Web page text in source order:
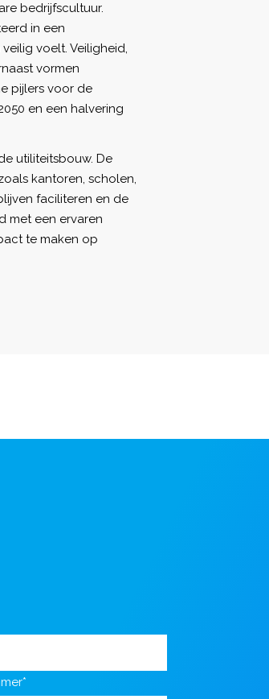
bedrijfscultuur.
in een
voelt. Veiligheid,
vormen
pijlers voor de
en een halvering
utiliteitsbouw. De
kantoren, scholen,
faciliteren en de
met een ervaren
te maken op